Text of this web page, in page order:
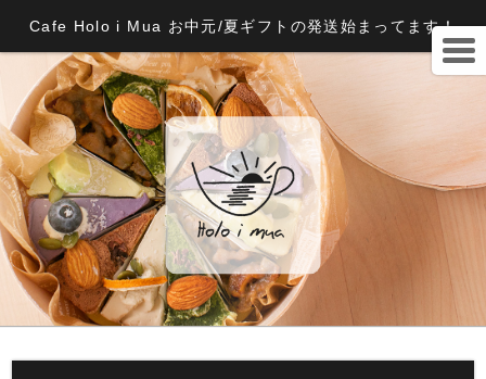
Cafe Holo i Mua お中元/夏ギフトの発送始まってます！